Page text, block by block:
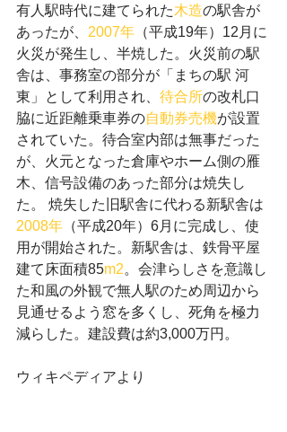
有人駅時代に建てられた木造の駅舎が
あったが、 2007年 （平成19年）12月に
火災が発生し、半焼した。火災前の駅
舎は、事務室の部分が「まちの駅 河
東」として利用され、 待合所の改札口
脇に近距離乗車券の自動券売機が設置
されていた。待合室内部は無事だった
が、火元となった倉庫やホーム側の雁
木、信号設備のあった部分は焼失し
た。 焼失した旧駅舎に代わる新駅舎は
2008年 （平成20年）6月に完成し、使
用が開始された。新駅舎は、鉄骨平屋
建て床面積85m2。会津らしさを意識し
た和風の外観で無人駅のため周辺から
見通せるよう窓を多くし、死角を極力
減らした。建設費は約3,000万円。
ウィキペディアより